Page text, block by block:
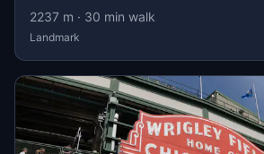
2237 m · 30 min walk
Landmark